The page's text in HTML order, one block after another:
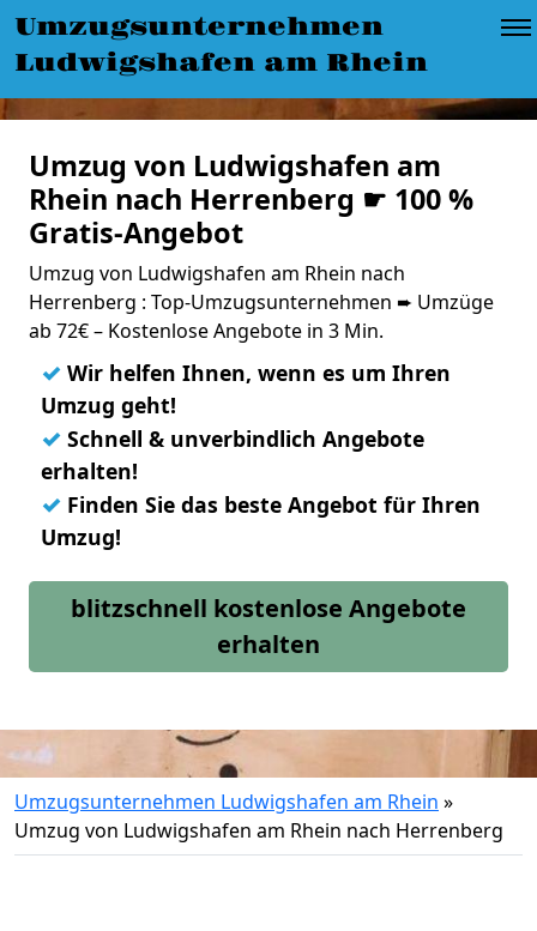
Umzugsunternehmen
Ludwigshafen am Rhein
Umzug von Ludwigshafen am
Rhein nach Herrenberg ☛ 100 %
Gratis-Angebot
Umzug von Ludwigshafen am Rhein nach
Herrenberg : Top-Umzugsunternehmen ➨ Umzüge
ab 72€ – Kostenlose Angebote in 3 Min.
✓ Wir helfen Ihnen, wenn es um Ihren
Umzug geht!
✓ Schnell & unverbindlich Angebote
erhalten!
✓ Finden Sie das beste Angebot für Ihren
Umzug!
blitzschnell kostenlose Angebote
erhalten
Umzugsunternehmen Ludwigshafen am Rhein »
Umzug von Ludwigshafen am Rhein nach Herrenberg